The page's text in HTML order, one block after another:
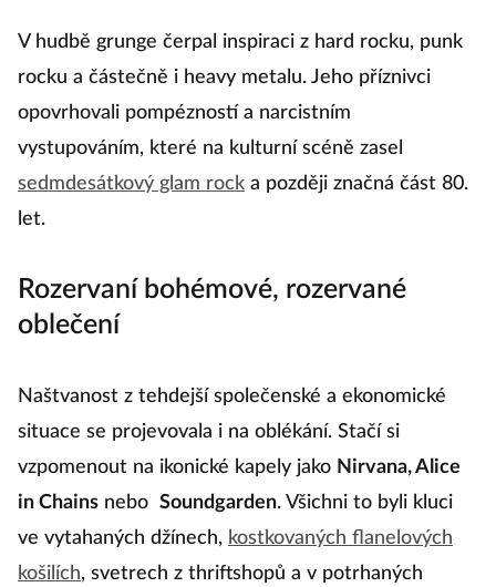
V hudbě grunge čerpal inspiraci z hard rocku, punk
rocku a částečně i heavy metalu. Jeho příznivci
opovrhovali pompézností a narcistním
vystupováním, které na kulturní scéně zasel
sedmdesátkový glam rock a později značná část 80.
let.
Rozervaní bohémové, rozervané
oblečení
Naštvanost z tehdejší společenské a ekonomické
situace se projevovala i na oblékání. Stačí si
vzpomenout na ikonické kapely jako Nirvana, Alice
in Chains nebo Soundgarden. Všichni to byli kluci
ve vytahaných džínech, kostkovaných flanelových
košilích, svetrech z thriftshopů a v potrhaných